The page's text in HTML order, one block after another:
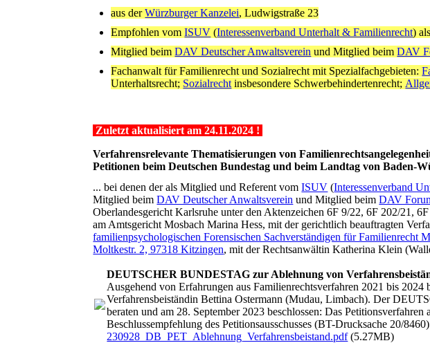
aus derWürzburger Kanzelei, Ludwigstraße 23
Empfohlen vomISUV (Interessenverband Unterhalt & Familienrecht)
Mitglied beimDAV Deutscher Anwaltsverein und Mitglied beimDAV
Fachanwalt für Familienrecht und Sozialrecht mit Spezialfachgebieten:
Unterhaltsrecht; Sozialrecht insbesondere Schwerbehindertenrecht;
Zuletzt aktualisiert am 24.11.2024 !
Verfahrensrelevante Thematisierungen von
Petitionen beim Deutschen Bundestag und beim Landtag von Baden-
... bei denen der als Mitglied und Referent vomISUV (Interessenverband
Mitglied beimDAV Deutscher Anwaltsverein und Mitglied beimDAV
Oberlandesgericht Karlsruhe unter den Aktenzeichen 6F 9/22, 6F 202/21,
am Amtsgericht Mosbach Marina Hess, mit der gerichtlich beauftragten
familienpsychologischen Forensischen Sachverständigen für
Moltkestr. 2, 97318 Kitzingen, mit der Rechtsanwältin Katherina Klein
DEUTSCHER BUNDESTAG zur Ablehnung von
Ausgehend von Erfahrungen aus Familienrechtsverfahren 2021 bis
Verfahrensbeiständin Bettina Ostermann (Mudau, Limbach). Der
beraten und am 28. September 2023 beschlossen: Das
Beschlussempfehlung des Petitionsausschusses (BT-Drucksache 20/
230928_DB_PET_Ablehnung_Verfahrensbeistand.pdf(5.27MB)